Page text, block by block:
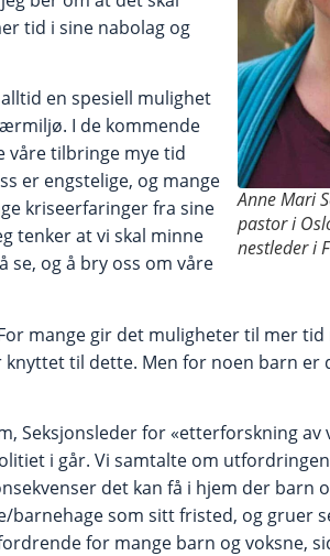
Anne Mari
pastor i
nestleder i
tid i sine nabolag og
en spesiell mulighet
I de kommende
våre tilbringe mye tid
er engstelige, og mange
kriseerfaringer fra sine
tenker at vi skal minne
se, og å bry oss om våre
mange gir det muligheter til mer
til dette. Men for noen barn er
Seksjonsleder for «etterforskning
i går. Vi samtalte om
det kan få i hjem der barn
barnehage som sitt fristed, og gruer
for mange barn og voksne,